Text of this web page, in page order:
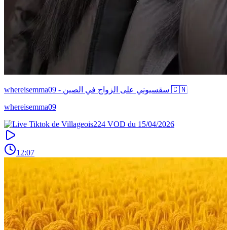
whereisemma09 - سقسيوني على الزواج في الصين 🇨🇳
whereisemma09
12:07